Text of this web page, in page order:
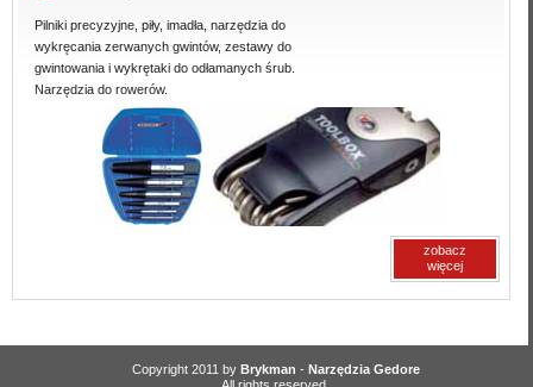
Pilniki precyzyjne, piły, imadła, narzędzia do
wykręcania zerwanych gwintów, zestawy do
gwintowania i wykrętaki do odłamanych śrub.
Narzędzia do rowerów.
zobacz
więcej
Copyright 2011 by Brykman - Narzędzia Gedore